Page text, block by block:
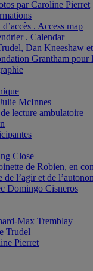
par Caroline Pierret
. Access map
. Calendar
Dan Kneeshaw
Grantham pour
McInnes
lecture ambulatoire
Close
de Robien, en
l’agir et de
Domingo Cisneros
Max Tremblay
Trudel
Pierret